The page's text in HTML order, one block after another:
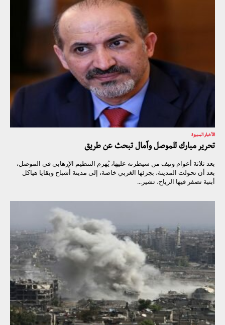
الأخبار المميزة
تحرير مبارك للموصل وآمال تبحث عن طريق
بعد ثلاثة أعوام ونيف من سيطرته عليها، يُهزم التنظيم الإرهابي في الموصل،
بعد أن تحولت المدينة، بجزئها الغربي خاصة، إلى مدينة أشباح وبقايا هياكل
أبنية تصفر فيها الرياح، تشير...